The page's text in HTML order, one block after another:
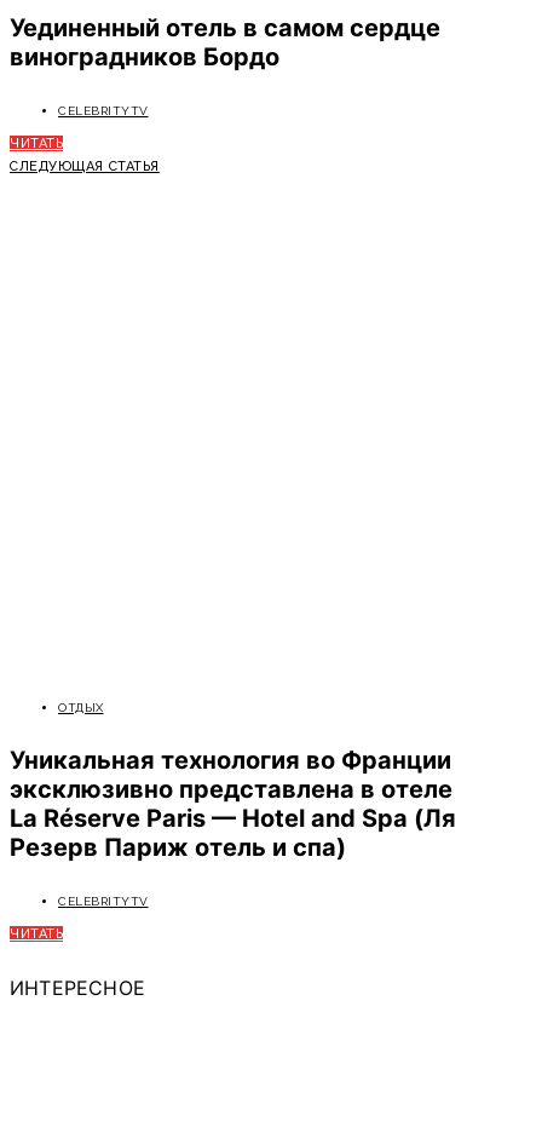
Уединенный отель в самом сердце
виноградников Бордо
CELEBRITYTV
ЧИТАТЬ
СЛЕДУЮЩАЯ СТАТЬЯ
ОТДЫХ
Уникальная технология во Франции
эксклюзивно представлена в отеле
La Réserve Paris — Hotel and Spa (Ля
Резерв Париж отель и спа)
CELEBRITYTV
ЧИТАТЬ
ИНТЕРЕСНОЕ